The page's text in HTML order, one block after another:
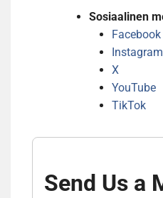
Sosiaalinen
Facebook
Instagram
X
YouTube
TikTok
Send Us a